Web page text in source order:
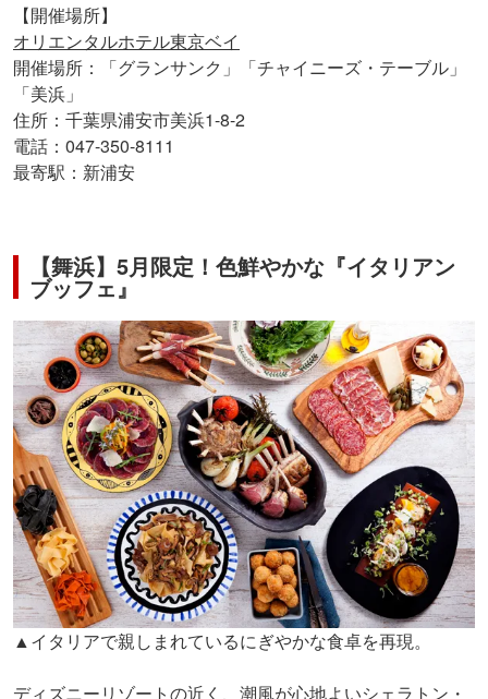
【開催場所】
オリエンタルホテル東京ベイ
開催場所：「グランサンク」「チャイニーズ・テーブル」
「美浜」
住所：千葉県浦安市美浜1-8-2
電話：047-350-8111
最寄駅：新浦安
【舞浜】5月限定！色鮮やかな『イタリアン
ブッフェ』
▲イタリアで親しまれているにぎやかな食卓を再現。
ディズニーリゾートの近く、潮風が心地よいシェラトン・